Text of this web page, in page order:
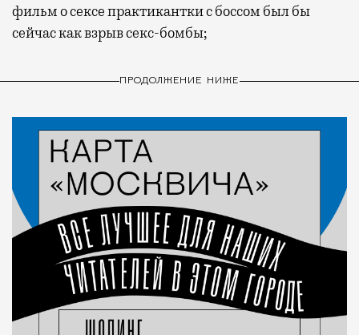
фильм о сексе практикантки с боссом был бы
сейчас как взрыв секс-бомбы;
ПРОДОЛЖЕНИЕ НИЖЕ